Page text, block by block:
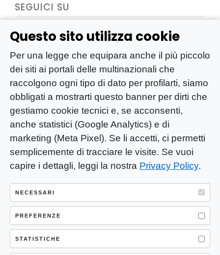
Questo sito utilizza cookie
Per una legge che equipara anche il più piccolo
dei siti ai portali delle multinazionali che
raccolgono ogni tipo di dato per profilarti, siamo
obbligati a mostrarti questo banner per dirti che
gestiamo cookie tecnici e, se acconsenti,
anche statistici (Google Analytics) e di
marketing (Meta Pixel). Se li accetti, ci permetti
semplicemente di tracciare le visite. Se vuoi
capire i dettagli, leggi la nostra Privacy Policy.
NECESSARI
PREFERENZE
STATISTICHE
SEGUICI SU
YOU-ng Slow Journalism è una testata
giornalistica di proprietà di Mastino S.R.L.
Registrazione presso Trib. Santa Maria
Capua Vetere (CE) n° 900 del 31/01/2025 |
ISSN 3103-4683
P.IVA: 04755530617